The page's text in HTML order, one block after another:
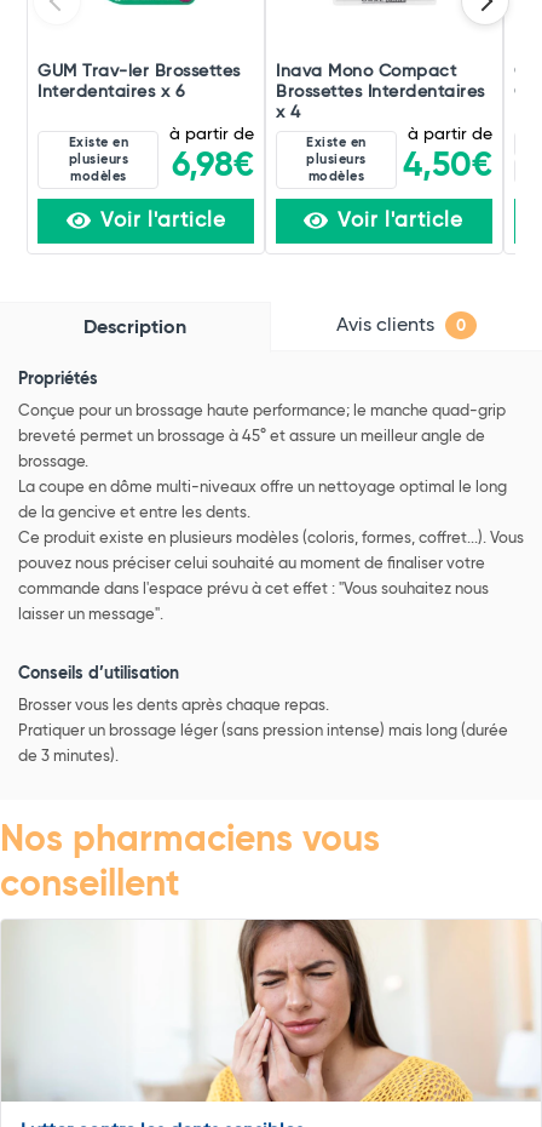
GUM Trav-ler Brossettes
Interdentaires x 6
Existe en
plusieurs
modèles
à partir de
6,98€
Voir l'article
Inava Mono Compact
Brossettes Interdentaires
x 4
Existe en
plusieurs
modèles
à partir de
4,50€
Voir l'article
Description Avis clients 0
Propriétés
Conçue pour un brossage haute performance; le manche quad-grip
breveté permet un brossage à 45° et assure un meilleur angle de
brossage.
La coupe en dôme multi-niveaux offre un nettoyage optimal le long
de la gencive et entre les dents.
Ce produit existe en plusieurs modèles (coloris, formes, coffret...). Vous
pouvez nous préciser celui souhaité au moment de finaliser votre
commande dans l'espace prévu à cet effet : "Vous souhaitez nous
laisser un message".
Conseils d’utilisation
Brosser vous les dents après chaque repas.
Pratiquer un brossage léger (sans pression intense) mais long (durée
de 3 minutes).
Nos pharmaciens vous
conseillent